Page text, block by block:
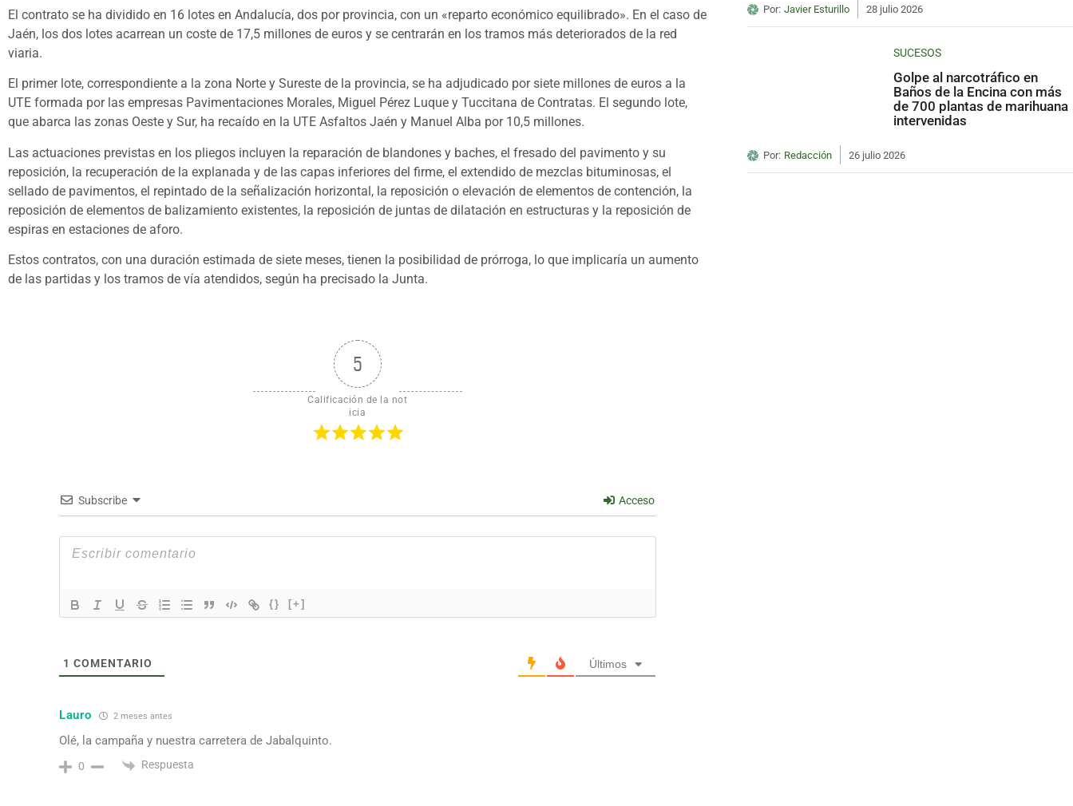
El contrato se ha dividido en 16 lotes en Andalucía, dos por provincia, con un «reparto económico equilibrado». En el caso de
Jaén, los dos lotes acarrean un coste de 17,5 millones de euros y se centrarán en los tramos más deteriorados de la red
viaria.
El primer lote, correspondiente a la zona Norte y Sureste de la provincia, se ha adjudicado por siete millones de euros a la
UTE formada por las empresas Pavimentaciones Morales, Miguel Pérez Luque y Tuccitana de Contratas. El segundo lote,
que abarca las zonas Oeste y Sur, ha recaído en la UTE Asfaltos Jaén y Manuel Alba por 10,5 millones.
Las actuaciones previstas en los pliegos incluyen la reparación de blandones y baches, el fresado del pavimento y su
reposición, la recuperación de la explanada y de las capas inferiores del firme, el extendido de mezclas bituminosas, el
sellado de pavimentos, el repintado de la señalización horizontal, la reposición o elevación de elementos de contención, la
reposición de elementos de balizamiento existentes, la reposición de juntas de dilatación en estructuras y la reposición de
espiras en estaciones de aforo.
Estos contratos, con una duración estimada de siete meses, tienen la posibilidad de prórroga, lo que implicaría un aumento
de las partidas y los tramos de vía atendidos, según ha precisado la Junta.
5
Calificación de la not
icia
Subscribe Acceso
{} [+]
1 COMENTARIO Últimos
Lauro 2 meses antes
Olé, la campaña y nuestra carretera de Jabalquinto.
0 Respuesta
Por: Javier Esturillo 28 julio 2026
SUCESOS
Golpe al narcotráfico en
Baños de la Encina con más
de 700 plantas de marihuana
intervenidas
Por: Redacción 26 julio 2026